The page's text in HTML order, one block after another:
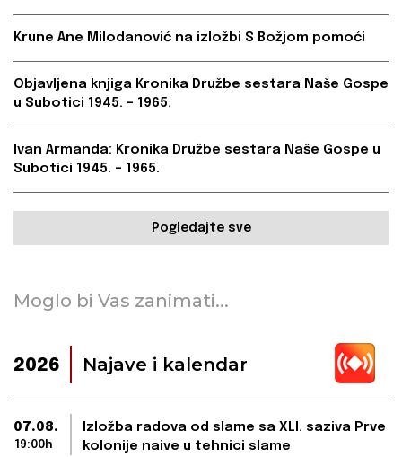
Krune Ane Milodanović na izložbi S Božjom pomoći
Objavljena knjiga Kronika Družbe sestara Naše Gospe
u Subotici 1945. – 1965.
Ivan Armanda: Kronika Družbe sestara Naše Gospe u
Subotici 1945. – 1965.
Pogledajte sve
Moglo bi Vas zanimati...
2026 Najave i kalendar
07.08.
19:00h
Izložba radova od slame sa XLI. saziva Prve
kolonije naive u tehnici slame